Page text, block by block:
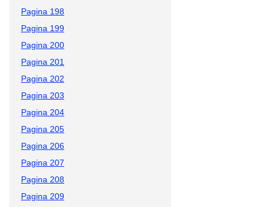
Pagina 198
Pagina 199
Pagina 200
Pagina 201
Pagina 202
Pagina 203
Pagina 204
Pagina 205
Pagina 206
Pagina 207
Pagina 208
Pagina 209